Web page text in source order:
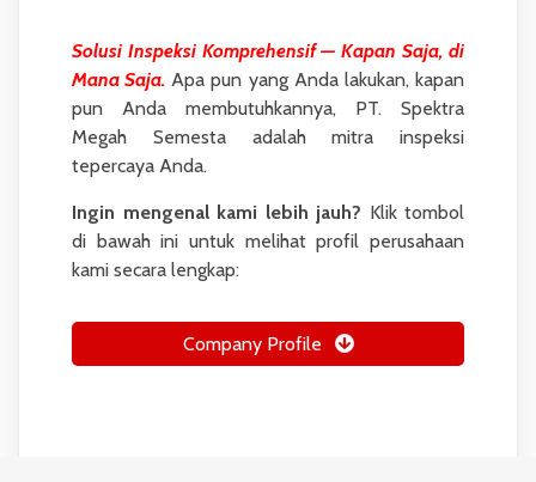
Solusi Inspeksi Komprehensif — Kapan Saja, di
Mana Saja. Apa pun yang Anda lakukan, kapan
pun Anda membutuhkannya, PT. Spektra
Megah Semesta adalah mitra inspeksi
tepercaya Anda.
Ingin mengenal kami lebih jauh? Klik tombol
di bawah ini untuk melihat profil perusahaan
kami secara lengkap:
Company Profile